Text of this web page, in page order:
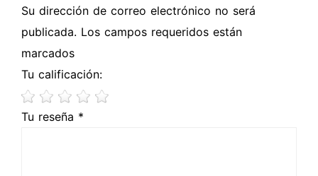
Su dirección de correo electrónico no será
publicada. Los campos requeridos están
marcados
Tu calificación:
Tu reseña *